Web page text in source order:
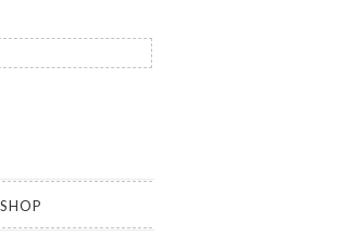
SAATGUT ALTER UND
SHOP